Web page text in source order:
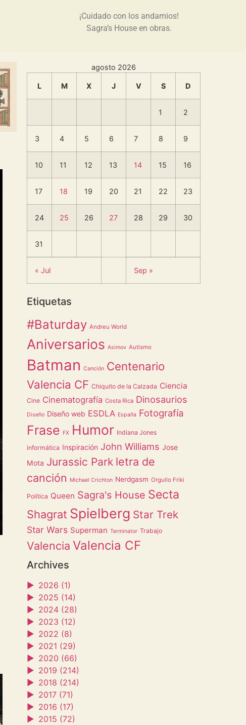
¡Cuidado con los andamios!
Sagra’s House en obras.
agosto 2026
L M X J V S D
1 2
3 4 5 6 7 8 9
10 11 12 13 14 15 16
17 18 19 20 21 22 23
24 25 26 27 28 29 30
31
« Jul Sep »
Etiquetas
#Baturday Andreu World
Aniversarios Asimov Autismo
Batman Canción Centenario
Valencia CF Chiquito de la Calzada Ciencia
Cine Cinematografía Costa Rica Dinosaurios
Diseño Diseño web ESDLA España Fotografía
Frase FX Humor Indiana Jones
informática Inspiración John Williams Jose
Mota Jurassic Park letra de
canción
Michael Crichton Nerdgasm Orgullo Friki
Política Queen Sagra's House Secta
Shagrat Spielberg Star Trek
Star Wars Superman Terminator Trabajo
Valencia Valencia CF
Archives
► 2026 (1)
► 2025 (14)
► 2024 (28)
► 2023 (12)
► 2022 (8)
► 2021 (29)
► 2020 (66)
► 2019 (214)
► 2018 (214)
► 2017 (71)
► 2016 (17)
► 2015 (72)